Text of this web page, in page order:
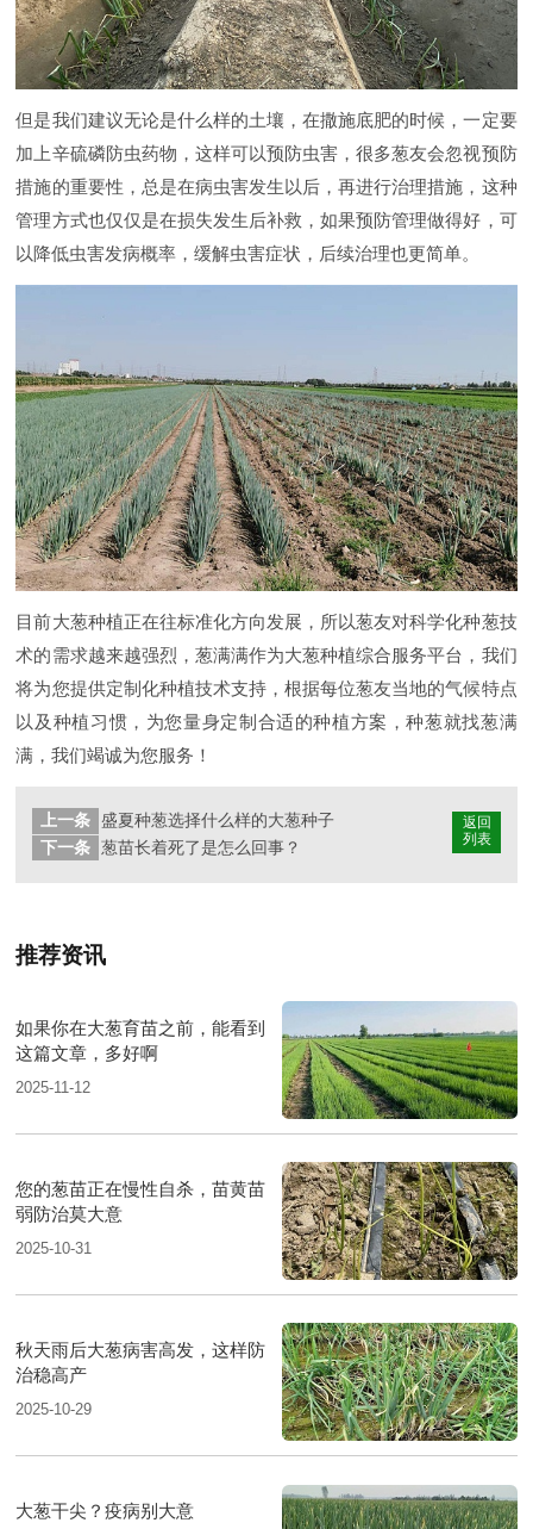
但是我们建议无论是什么样的土壤，在撒施底肥的时候，一定要
加上辛硫磷防虫药物，这样可以预防虫害，很多葱友会忽视预防
措施的重要性，总是在病虫害发生以后，再进行治理措施，这种
管理方式也仅仅是在损失发生后补救，如果预防管理做得好，可
以降低虫害发病概率，缓解虫害症状，后续治理也更简单。
目前大葱种植正在往标准化方向发展，所以葱友对科学化种葱技
术的需求越来越强烈，葱满满作为大葱种植综合服务平台，我们
将为您提供定制化种植技术支持，根据每位葱友当地的气候特点
以及种植习惯，为您量身定制合适的种植方案，种葱就找葱满
满，我们竭诚为您服务！
返回
列表
上一条 盛夏种葱选择什么样的大葱种子
下一条 葱苗长着死了是怎么回事？
推荐资讯
如果你在大葱育苗之前，能看到
这篇文章，多好啊
2025-11-12
您的葱苗正在慢性自杀，苗黄苗
弱防治莫大意
2025-10-31
秋天雨后大葱病害高发，这样防
治稳高产
2025-10-29
大葱干尖？疫病别大意